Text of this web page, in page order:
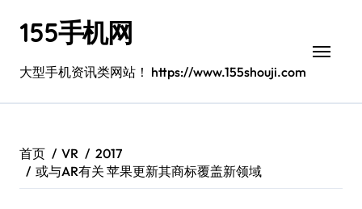
155手机网
大型手机资讯类网站！ https://www.155shouji.com
首页 VR
2017
或与AR有关 苹果更新其商标覆盖新领域